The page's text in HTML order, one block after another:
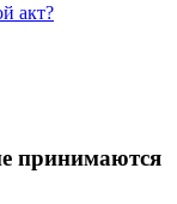
акт?
принимаются